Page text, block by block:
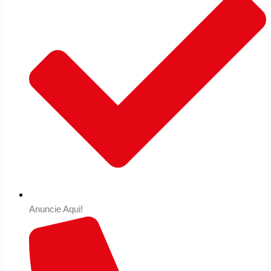
Anuncie Aqui!